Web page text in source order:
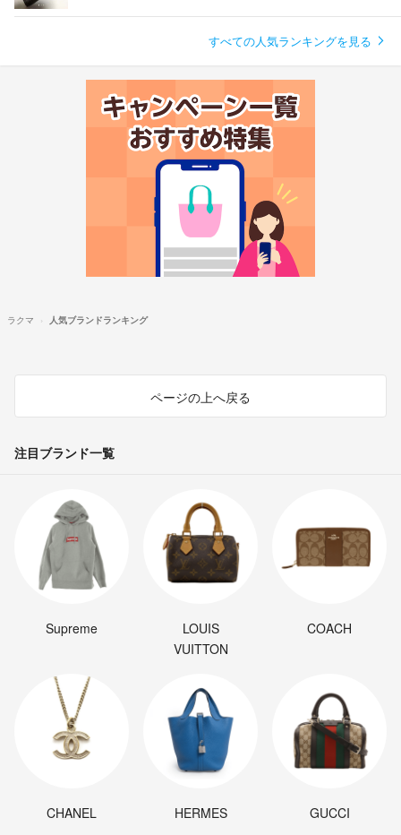
すべての人気ランキングを見る
ラクマ 人気ブランドランキング
ページの上へ戻る
注目ブランド一覧
Supreme
LOUIS
VUITTON
COACH
CHANEL HERMES GUCCI